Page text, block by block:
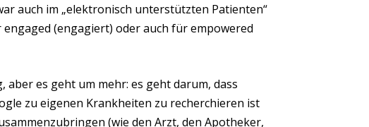
auch im „elektronisch unterstützten Patienten“
(engagiert) oder auch für empowered
es geht um mehr: es geht darum, dass
zu eigenen Krankheiten zu recherchieren ist
(wie den Arzt, den Apotheker,